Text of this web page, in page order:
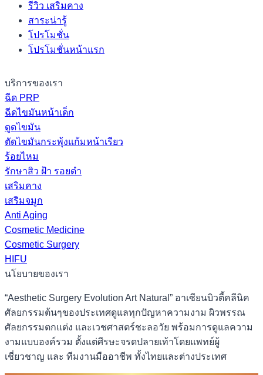
รีวิว เสริมคาง
สาระน่ารู้
โปรโมชั่น
โปรโมชั่นหน้าแรก
บริการของเรา
ฉีด PRP
ฉีดไขมันหน้าเด็ก
ดูดไขมัน
ตัดไขมันกระพุ้งแก้มหน้าเรียว
ร้อยไหม
รักษาสิว ฝ้า รอยดำ
เสริมคาง
เสริมจมูก
Anti Aging
Cosmetic Medicine
Cosmetic Surgery
HIFU
นโยบายของเรา
“Aesthetic Surgery Evolution Art Natural” อาเซียนบิวตี้คลีนิค
ศัลยกรรมต้นๆของประเทศดูแลทุกปัญหาความงาม ผิวพรรณ
ศัลยกรรมตกแต่ง และเวชศาสตร์ชะลอวัย พร้อมการดูแลความ
งามแบบองค์รวม ตั้งแต่ศีรษะจรดปลายเท้าโดยแพทย์ผู้
เชี่ยวชาญ และ ทีมงานมืออาชีพ ทั้งไทยและต่างประเทศ